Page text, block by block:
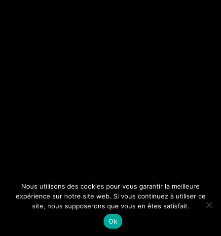
Nous utilisons des cookies pour vous garantir la meilleure
expérience sur notre site web. Si vous continuez à utiliser ce
site, nous supposerons que vous en êtes satisfait.
Ok